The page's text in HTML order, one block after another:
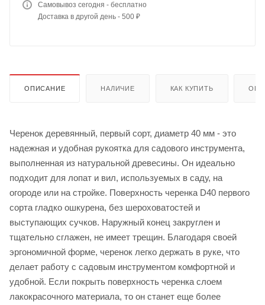
Самовывоз сегодня - бесплатно
Доставка в другой день - 500 ₽
ОПИСАНИЕ НАЛИЧИЕ КАК КУПИТЬ
Черенок деревянный, первый сорт, диаметр 40 мм - это
надежная и удобная рукоятка для садового инструмента,
выполненная из натуральной древесины. Он идеально
подходит для лопат и вил, используемых в саду, на
огороде или на стройке. Поверхность черенка D40 первого
сорта гладко ошкурена, без шероховатостей и
выступающих сучков. Наружный конец закруглен и
тщательно сглажен, не имеет трещин. Благодаря своей
эргономичной форме, черенок легко держать в руке, что
делает работу с садовым инструментом комфортной и
удобной. Если покрыть поверхность черенка слоем
лакокрасочного материала, то он станет еще более